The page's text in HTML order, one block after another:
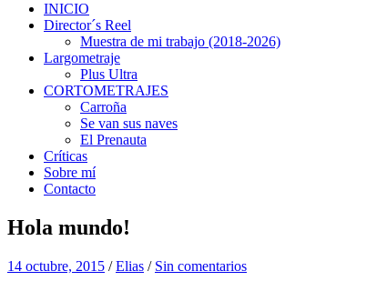
INICIO
Director´s Reel
Muestra de mi trabajo (2018-2026)
Largometraje
Plus Ultra
CORTOMETRAJES
Carroña
Se van sus naves
El Prenauta
Críticas
Sobre mí
Contacto
Hola mundo!
14 octubre, 2015 /Elias / Sin comentarios